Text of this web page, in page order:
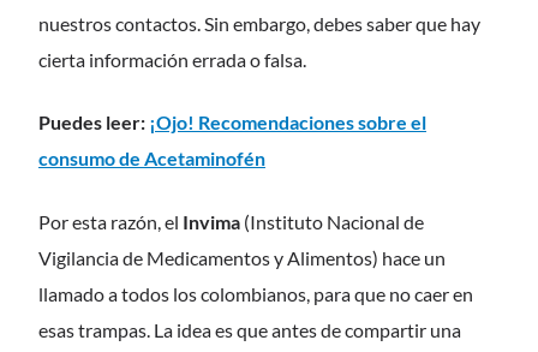
nuestros contactos. Sin embargo, debes saber que hay
cierta información errada o falsa.
Puedes leer: ¡Ojo! Recomendaciones sobre el
consumo de Acetaminofén
Por esta razón, el Invima (Instituto Nacional de
Vigilancia de Medicamentos y Alimentos) hace un
llamado a todos los colombianos, para que no caer en
esas trampas. La idea es que antes de compartir una